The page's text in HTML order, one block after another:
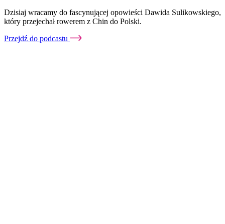
Dzisiaj wracamy do fascynującej opowieści Dawida Sulikowskiego,
który przejechał rowerem z Chin do Polski.
Przejdź do podcastu